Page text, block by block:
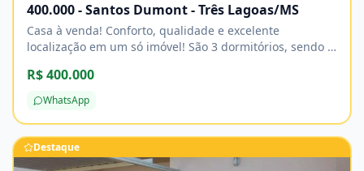
400.000 - Santos Dumont - Três Lagoas/MS
Casa à venda! Conforto, qualidade e excelente
localização em um só imóvel! São 3 dormitórios, sendo 1
impecável e excelente padrão de construção. Agende
sua visita e venha conhecer! Características Água
Pavimentação Porcelanato
R$ 400.000
WhatsApp
Destaque